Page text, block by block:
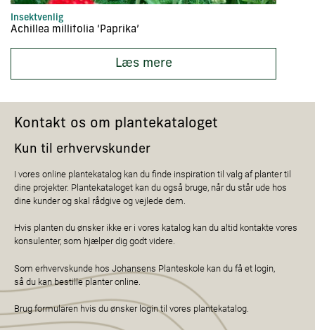
Insektvenlig
Achillea millifolia ‘Paprika’
Læs mere
Kontakt os om plantekataloget
Kun til erhvervskunder
I vores online plantekatalog kan du finde inspiration til valg af planter til
dine projekter. Plantekataloget kan du også bruge, når du står ude hos
dine kunder og skal rådgive og vejlede dem.
Hvis planten du ønsker ikke er i vores katalog kan du altid kontakte vores
konsulenter, som hjælper dig godt videre.
Som erhvervskunde hos Johansens Planteskole kan du få et login,
så du kan bestille planter online.
Brug formularen hvis du ønsker login til vores plantekatalog.